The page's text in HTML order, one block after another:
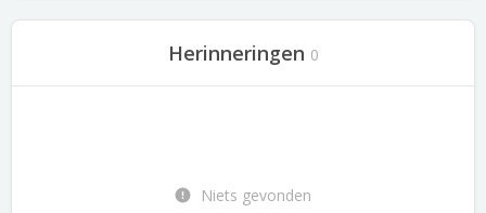
Herinneringen 0
Niets gevonden